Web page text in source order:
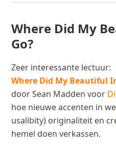
Where Did My
Go?
Zeer interessante lectuur:
Where Did My Beautiful
door Sean Madden voor
hoe nieuwe accenten in
usalibity) originaliteit en
hemel doen verkassen.